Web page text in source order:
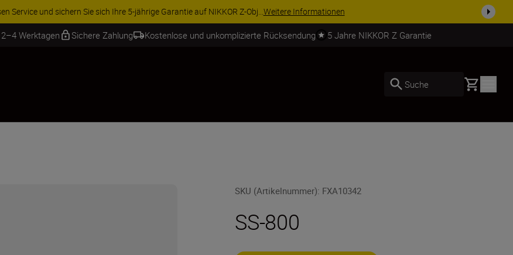
Sie 15 % auf ausgewähltes Zubehör und vervollständigen Sie Ihre Ausrüstu... Jetzt einkaufen
Werktagen Sichere Zahlung Kostenlose und unkomplizierte Rücksendung 5 Jahre NIKKOR Z Garantie
Suche Basket
SKU (Artikelnummer): FXA10342
SS-800